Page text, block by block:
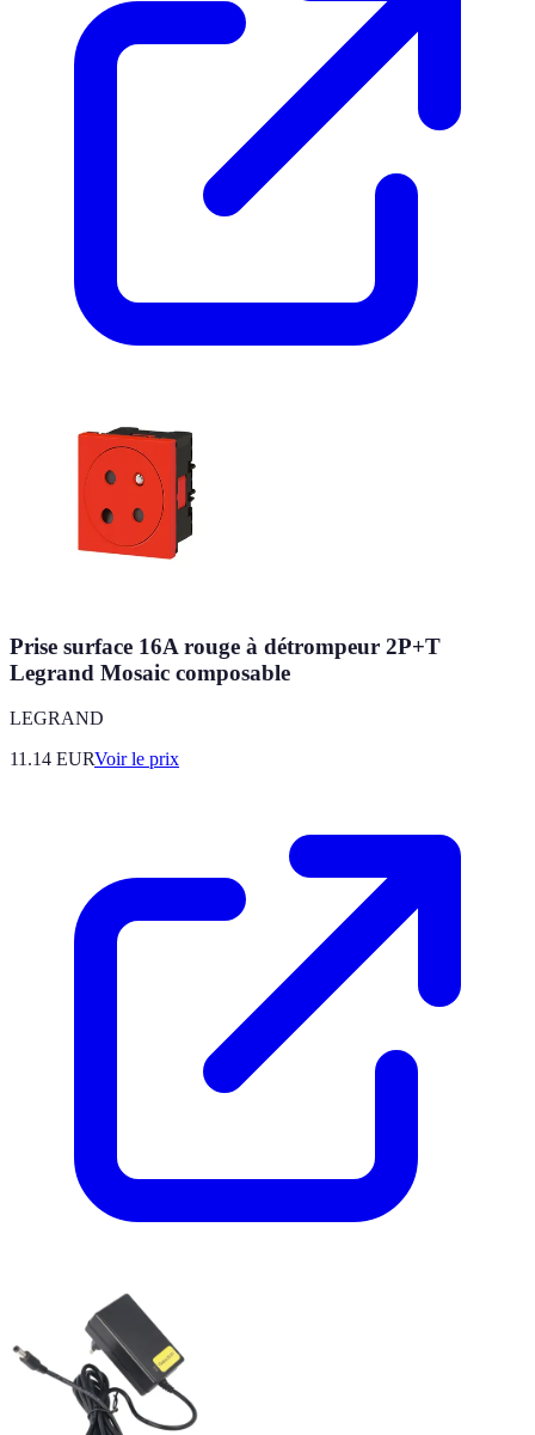
Prise surface 16A rouge à détrompeur 2P+T
Legrand Mosaic composable
LEGRAND
11.14 EURVoir le prix